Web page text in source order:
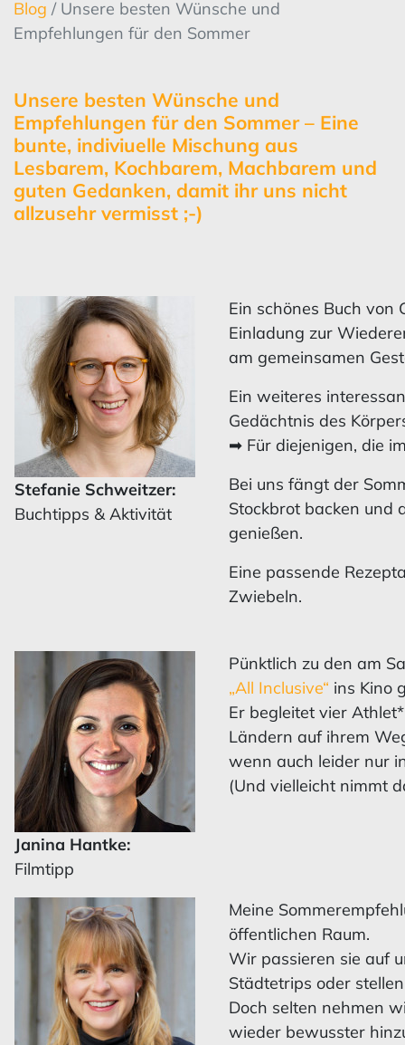
Blog / Unsere besten Wünsche und
Empfehlungen für den Sommer
Unsere besten Wünsche und
Empfehlungen für den Sommer – Eine
bunte, indiviuelle Mischung aus
Lesbarem, Kochbarem, Machbarem und
guten Gedanken, damit ihr uns nicht
allzusehr vermisst ;-)
Stefanie Schweitzer:
Buchtipps & Aktivität
Ein schönes Buch von
Einladung zur
am gemeinsamen
Ein weiteres
Gedächtnis des
➡ Für diejenigen, die
Bei uns fängt der
Stockbrot backen und
genießen.
Eine passende
Zwiebeln.
Janina Hantke:
Filmtipp
Pünktlich zu den am
„All Inclusive“ ins Kino
Er begleitet vier
Ländern auf ihrem
wenn auch leider nur
(Und vielleicht nimmt
Meine
öffentlichen Raum.
Wir passieren sie auf
Städtetrips oder
Doch selten nehmen
wieder bewusster